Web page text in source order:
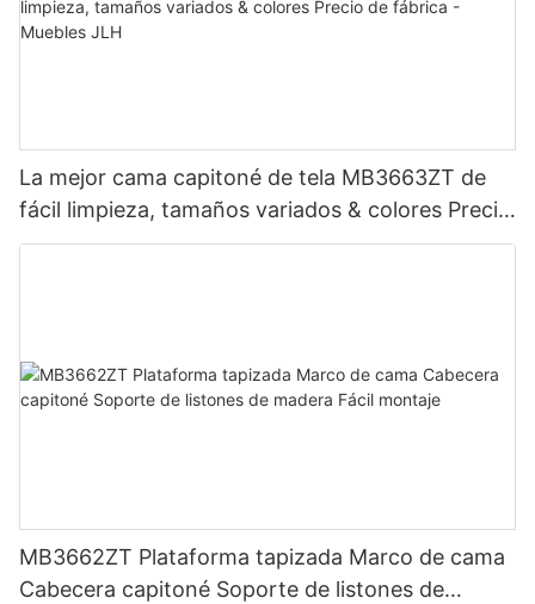
La mejor cama capitoné de tela MB3663ZT de
fácil limpieza, tamaños variados & colores Precio
de fábrica - Muebles JLH
MB3662ZT Plataforma tapizada Marco de cama
Cabecera capitoné Soporte de listones de